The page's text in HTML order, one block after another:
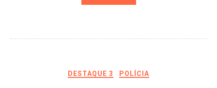
DESTAQUE 3 POLÍCIA